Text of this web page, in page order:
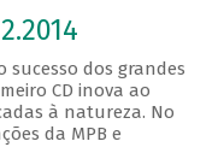
sucesso dos grandes
CD inova ao
à natureza. No
da MPB e